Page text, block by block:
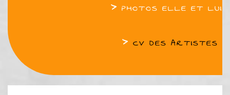
> PHOTOS ELLE ET LUI
> CV DES ARTISTES